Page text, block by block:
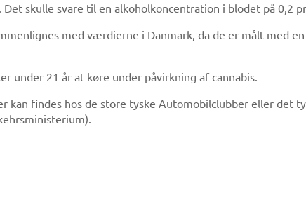
skulle svare til en alkoholkoncentration i blodet på 0,2
med værdierne i Danmark, da de er målt med
under 21 år at køre under påvirkning af cannabis.
kan findes hos de store tyske Automobilclubber eller det